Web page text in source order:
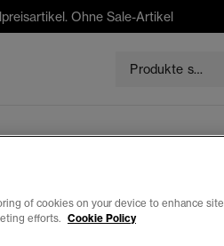
Ohne Sale-Artikel
of cookies on your device to enhance site
efforts. Cookie Policy